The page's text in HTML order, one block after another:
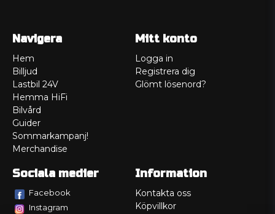
Navigera
Hem
Billjud
Lastbil 24V
Hemma HiFi
Bilvård
Guider
Sommarkampanj!
Merchandise
Mitt konto
Logga in
Registrera dig
Glömt lösenord?
Sociala medier
Facebook
Instagram
Information
Kontakta oss
Köpvillkor